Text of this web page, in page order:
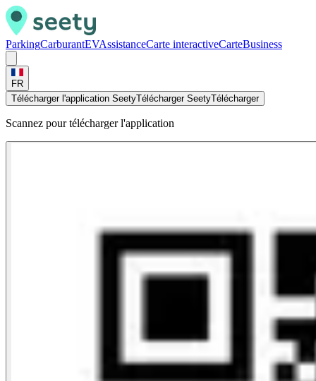
ParkingCarburantEVAssistanceCarte interactiveCarteBusiness
FR
Télécharger l'application SeetyTélécharger SeetyTélécharger
Scannez pour télécharger l'application